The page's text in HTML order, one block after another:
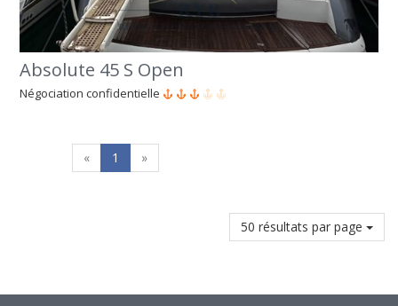
Absolute 45 S Open
Négociation confidentielle
« 1 »
50 résultats par page